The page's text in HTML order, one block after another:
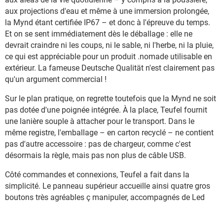
aux projections d'eau et même à une immersion prolongée,
la Mynd étant certifiée IP67 – et donc à l'épreuve du temps.
Et on se sent immédiatement dès le déballage : elle ne
devrait craindre ni les coups, ni le sable, ni l'herbe, ni la pluie,
ce qui est appréciable pour un produit .nomade utilisable en
extérieur. La fameuse Deutsche Qualität n'est clairement pas
qu'un argument commercial !
Sur le plan pratique, on regrette toutefois que la Mynd ne soit
pas dotée d'une poignée intégrée. À la place, Teufel fournit
une lanière souple à attacher pour le transport. Dans le
même registre, l'emballage – en carton recyclé – ne contient
pas d'autre accessoire : pas de chargeur, comme c'est
désormais la règle, mais pas non plus de câble USB.
Côté commandes et connexions, Teufel a fait dans la
simplicité. Le panneau supérieur accueille ainsi quatre gros
boutons très agréables ç manipuler, accompagnés de Led